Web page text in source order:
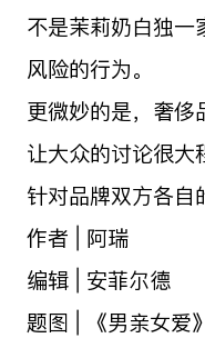
不是茉莉奶白独一
风险的行为。
更微妙的是，奢侈
让大众的讨论很大
针对品牌双方各自
作者 | 阿瑞
编辑 | 安菲尔德
题图 | 《男亲女爱》